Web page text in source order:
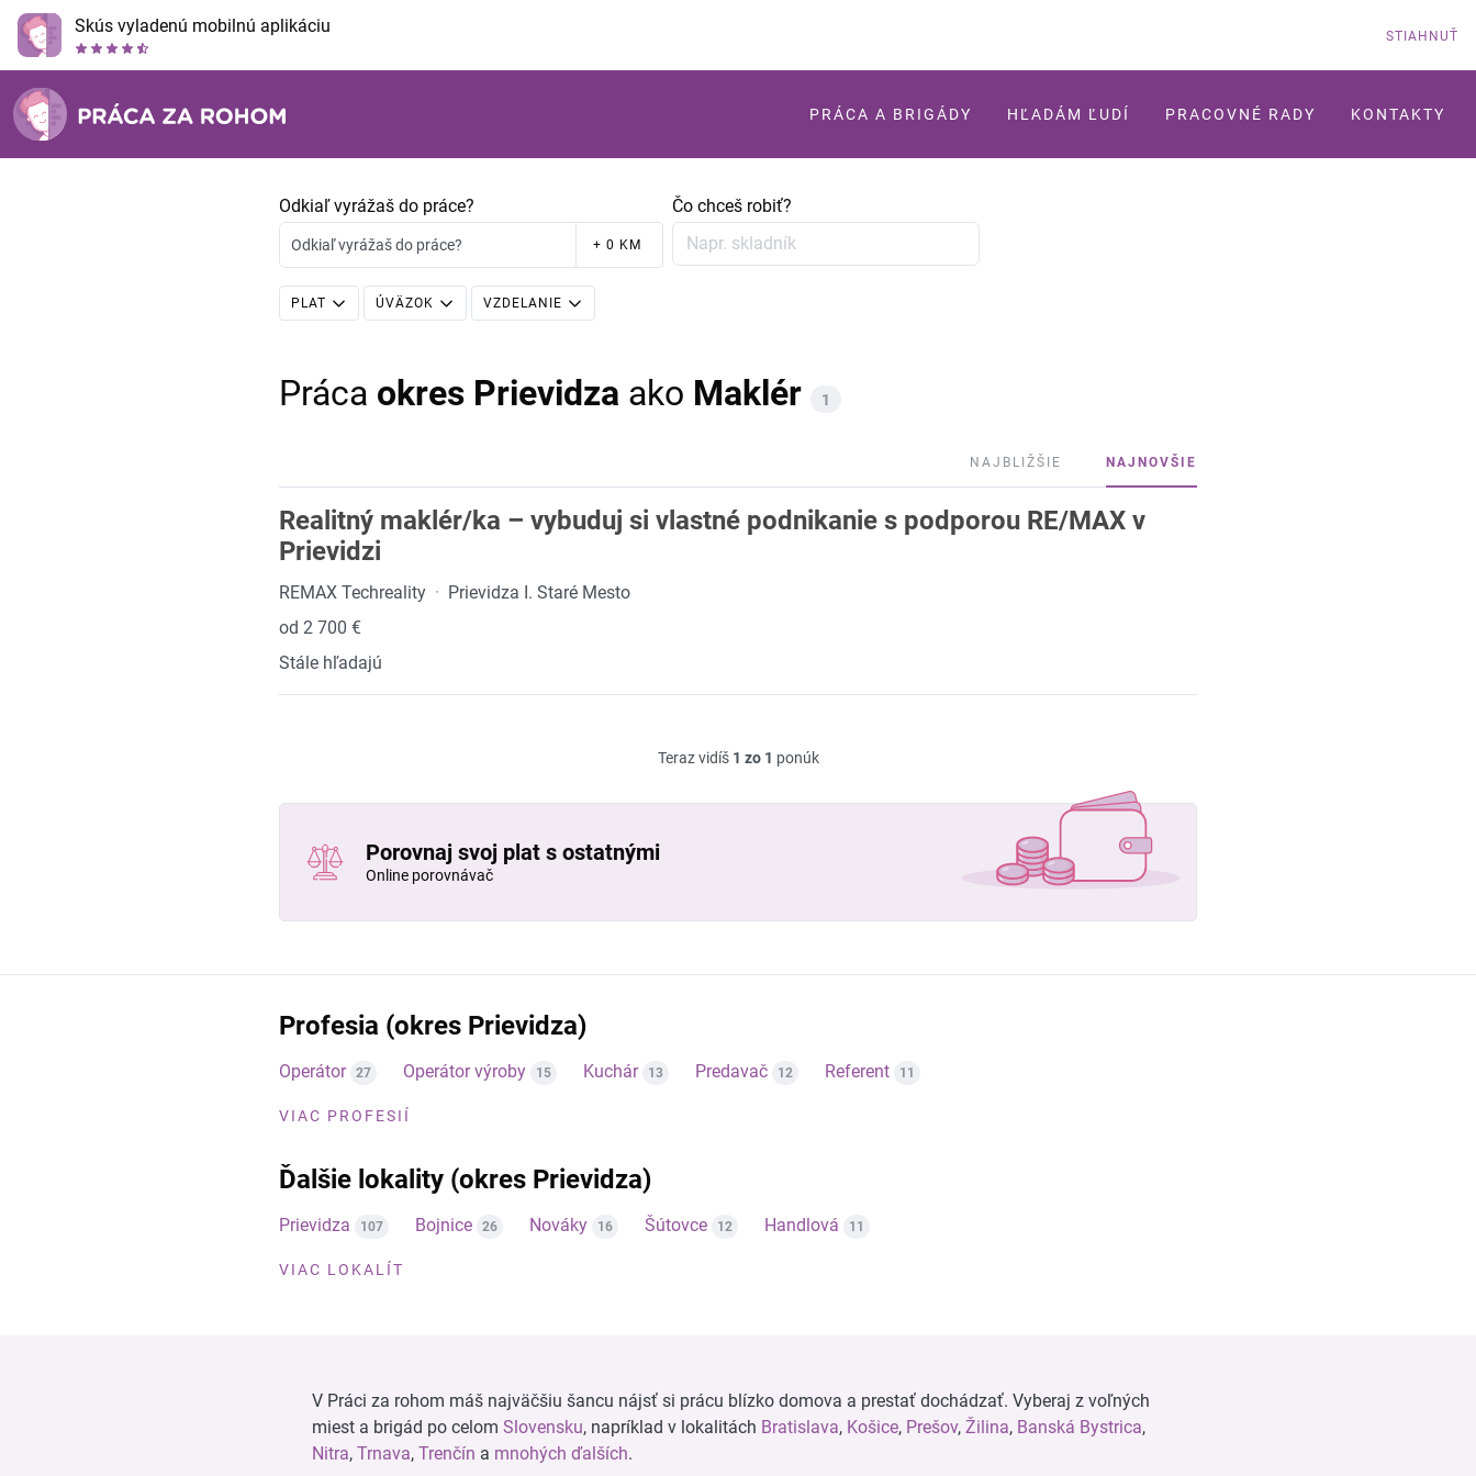
Skús vyladenú mobilnú aplikáciu STIAHNUŤ
PRÁCA A BRIGÁDY HĽADÁM ĽUDÍ PRACOVNÉ RADY KONTAKTY
Odkiaľ vyrážaš do práce?
Odkiaľ vyrážaš do práce? + 0 KM
Čo chceš robiť?
PLAT ÚVÄZOK VZDELANIE
Práca okres Prievidza ako Maklér 1
NAJBLIŽŠIE NAJNOVŠIE
Realitný maklér/ka – vybuduj si vlastné podnikanie s podporou RE/MAX v
Prievidzi
REMAX Techreality · Prievidza I. Staré Mesto
od 2 700 €
Stále hľadajú
Teraz vidíš 1 zo 1 ponúk
Porovnaj svoj plat s ostatnými
Online porovnávač
Profesia (okres Prievidza)
Operátor 27 Operátor výroby 15 Kuchár 13 Predavač 12 Referent 11
VIAC PROFESIÍ
Ďalšie lokality (okres Prievidza)
Prievidza 107 Bojnice 26 Nováky 16 Šútovce 12 Handlová 11
VIAC LOKALÍT
V Práci za rohom máš najväčšiu šancu nájsť si prácu blízko domova a prestať dochádzať. Vyberaj z voľných
miest a brigád po celom Slovensku, napríklad v lokalitách Bratislava, Košice, Prešov, Žilina, Banská Bystrica,
Nitra, Trnava, Trenčín a mnohých ďalších.